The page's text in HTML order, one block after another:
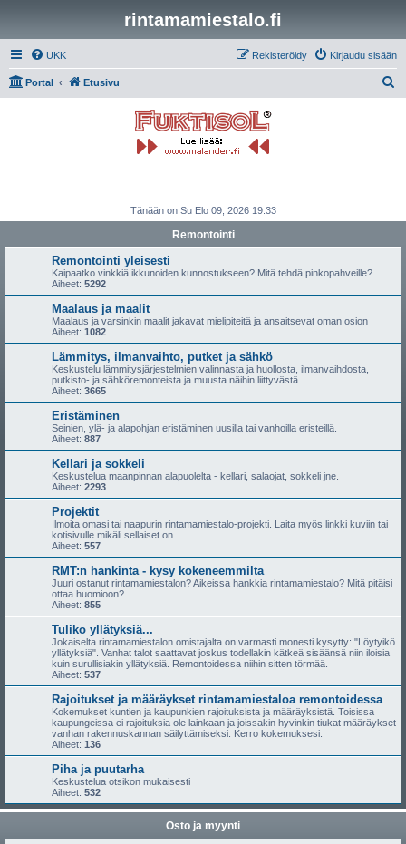
rintamamiestalo.fi
UKK Kirjaudu sisään
Rekisteröidy
Portal Etusivu
Tänään on Su Elo 09, 2026 19:33
Remontointi
Remontointi yleisesti
Kaipaatko vinkkiä ikkunoiden kunnostukseen? Mitä tehdä pinkopahveille?
Aiheet: 5292
Maalaus ja maalit
Maalaus ja varsinkin maalit jakavat mielipiteitä ja ansaitsevat oman osion
Aiheet: 1082
Lämmitys, ilmanvaihto, putket ja sähkö
Keskustelu lämmitysjärjestelmien valinnasta ja huollosta, ilmanvaihdosta,
putkisto- ja sähköremonteista ja muusta näihin liittyvästä.
Aiheet: 3665
Eristäminen
Seinien, ylä- ja alapohjan eristäminen uusilla tai vanhoilla eristeillä.
Aiheet: 887
Kellari ja sokkeli
Keskustelua maanpinnan alapuolelta - kellari, salaojat, sokkeli jne.
Aiheet: 2293
Projektit
Ilmoita omasi tai naapurin rintamamiestalo-projekti. Laita myös linkki kuviin tai
kotisivulle mikäli sellaiset on.
Aiheet: 557
RMT:n hankinta - kysy kokeneemmilta
Juuri ostanut rintamamiestalon? Aikeissa hankkia rintamamiestalo? Mitä pitäisi
ottaa huomioon?
Aiheet: 855
Tuliko yllätyksiä...
Jokaiselta rintamamiestalon omistajalta on varmasti monesti kysytty: "Löytyikö
yllätyksiä". Vanhat talot saattavat joskus todellakin kätkeä sisäänsä niin iloisia
kuin surullisiakin yllätyksiä. Remontoidessa niihin sitten törmää.
Aiheet: 537
Rajoitukset ja määräykset rintamamiestaloa remontoidessa
Kokemukset kuntien ja kaupunkien rajoituksista ja määräyksistä. Toisissa
kaupungeissa ei rajoituksia ole lainkaan ja joissakin hyvinkin tiukat määräykset
vanhan rakennuskannan säilyttämiseksi. Kerro kokemuksesi.
Aiheet: 136
Piha ja puutarha
Keskustelua otsikon mukaisesti
Aiheet: 532
Osto ja myynti